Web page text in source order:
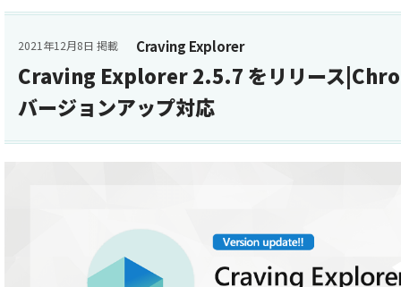
Craving Explorer
2021年12月8日 掲載
Craving Explorer 2.5.7 をリリース
バージョンアップ対応